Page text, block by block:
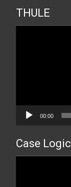
THULE
00:00
Case Logic